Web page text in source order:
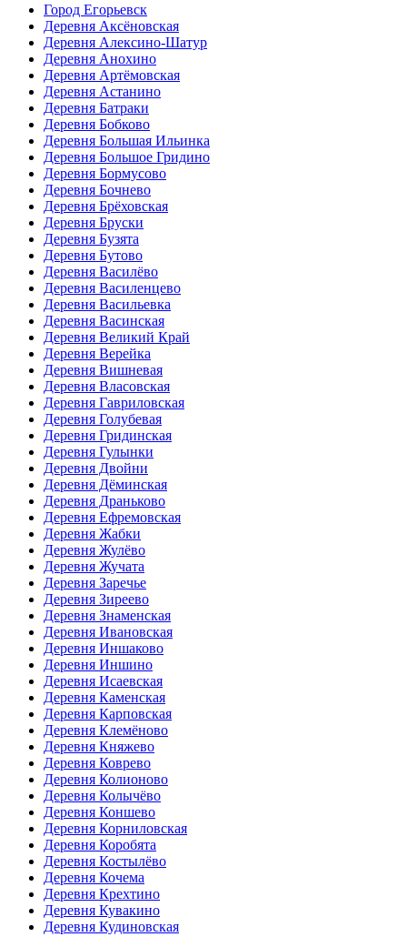
Город Егорьевск
Деревня Аксёновская
Деревня Алексино-Шатур
Деревня Анохино
Деревня Артёмовская
Деревня Астанино
Деревня Батраки
Деревня Бобково
Деревня Большая Ильинка
Деревня Большое Гридино
Деревня Бормусово
Деревня Бочнево
Деревня Брёховская
Деревня Бруски
Деревня Бузята
Деревня Бутово
Деревня Василёво
Деревня Василенцево
Деревня Васильевка
Деревня Васинская
Деревня Великий Край
Деревня Верейка
Деревня Вишневая
Деревня Власовская
Деревня Гавриловская
Деревня Голубевая
Деревня Гридинская
Деревня Гулынки
Деревня Двойни
Деревня Дёминская
Деревня Драньково
Деревня Ефремовская
Деревня Жабки
Деревня Жулёво
Деревня Жучата
Деревня Заречье
Деревня Зиреево
Деревня Знаменская
Деревня Ивановская
Деревня Иншаково
Деревня Иншино
Деревня Исаевская
Деревня Каменская
Деревня Карповская
Деревня Клемёново
Деревня Княжево
Деревня Коврево
Деревня Колионово
Деревня Колычёво
Деревня Коншево
Деревня Корниловская
Деревня Коробята
Деревня Костылёво
Деревня Кочема
Деревня Крехтино
Деревня Кувакино
Деревня Кудиновская